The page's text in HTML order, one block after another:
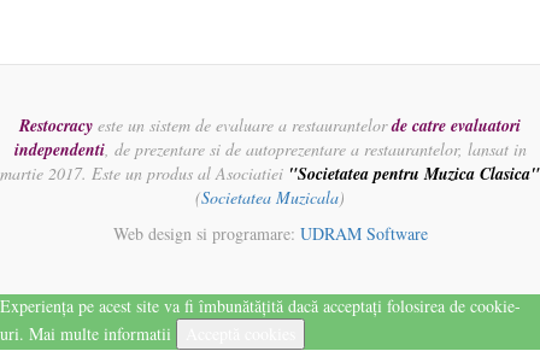
Restocracy este un sistem de evaluare a restaurantelorde catre evaluatori
independenti, de prezentare si de autoprezentare a restaurantelor, lansat in
martie 2017. Este un produs al Asociatiei "Societatea pentru Muzica Clasica"
(Societatea Muzicala)
Web design si programare: UDRAM Software
Experiența pe acest site va fi îmbunătățită dacă acceptați folosirea de cookie-
uri. Mai multe informatii